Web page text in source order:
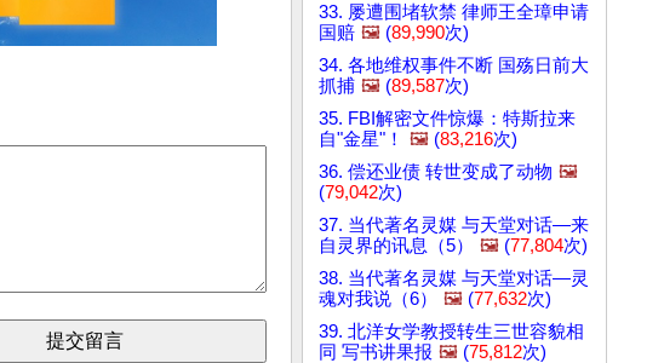
33. 屡遭围堵软禁 律师王全璋申请
国赔 🖼️ (89,990次)
34. 各地维权事件不断 国殇日前大
抓捕 🖼️ (89,587次)
35. FBI解密文件惊爆：特斯拉来
自"金星"！
🖼️ (83,216次)
36. 偿还业债 转世变成了动物 🖼️
(79,042次)
37. 当代著名灵媒 与天堂对话—来
自灵界的讯息（5）
🖼️ (77,804次)
38. 当代著名灵媒 与天堂对话—灵
魂对我说（6）
🖼️ (77,632次)
39. 北洋女学教授转生三世容貌相
同 写书讲果报 🖼️ (75,812次)